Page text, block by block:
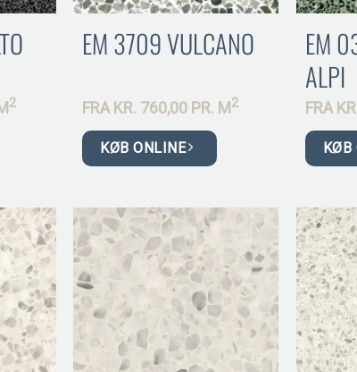
2
EM 3709 VULCANO
FRA KR. 760,00 PR. M 2
KØB ONLINE
EM
ALPI
FRA
KØB